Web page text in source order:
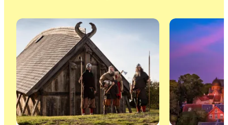
Attraktioner og museer på Sjælland Roskilde